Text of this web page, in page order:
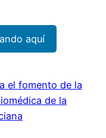
aquí
el fomento de la
de la